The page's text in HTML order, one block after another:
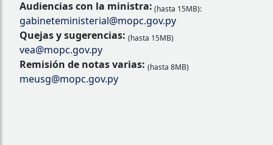
Audiencias con la ministra: (hasta 15MB):
gabineteministerial@mopc.gov.py
Quejas y sugerencias: (hasta 15MB)
vea@mopc.gov.py
Remisión de notas varias: (hasta 8MB)
meusg@mopc.gov.py